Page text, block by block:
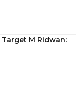
M Ridwan: